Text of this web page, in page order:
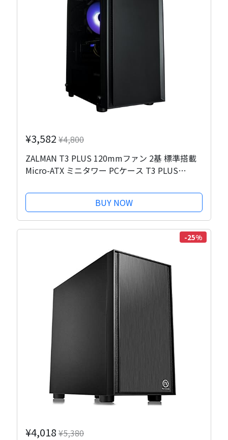
¥3,582 ¥4,800
ZALMAN T3 PLUS 120mmファン 2基 標準搭載
Micro-ATX ミニタワー PCケース T3 PLUS
BUY NOW
-25%
¥4,018 ¥5,380